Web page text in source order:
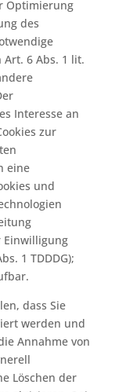
Optimierung
des
Art. 6 Abs. 1 lit.
Interesse an
zur
eine
und
Einwilligung
1 TDDDG);
dass Sie
werden und
Annahme von
Löschen der